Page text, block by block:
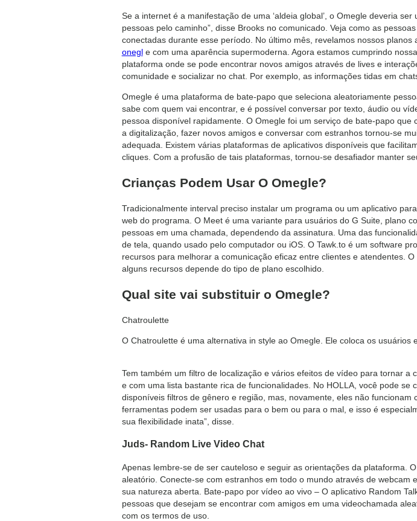
Se a internet é a manifestação de uma ‘aldeia global’, o Omegle deveria
pessoas pelo caminho”, disse Brooks no comunicado. Veja como as
conectadas durante esse período. No último mês, revelamos nossos
onegle com uma aparência supermoderna. Agora estamos cumprindo
plataforma onde se pode encontrar novos amigos através de lives e
comunidade e socializar no chat. Por exemplo, as informações tidas em
Omegle é uma plataforma de bate-papo que seleciona aleatoriamente
sabe com quem vai encontrar, e é possível conversar por texto, áudio ou
pessoa disponível rapidamente. O Omegle foi um serviço de bate-papo
a digitalização, fazer novos amigos e conversar com estranhos tornou-se
adequada. Existem várias plataformas de aplicativos disponíveis que
cliques. Com a profusão de tais plataformas, tornou-se desafiador manter
Crianças Podem Usar O Omegle?
Tradicionalmente interval preciso instalar um programa ou um aplicativo
web do programa. O Meet é uma variante para usuários do G Suite, plano
pessoas em uma chamada, dependendo da assinatura. Uma das
de tela, quando usado pelo computador ou iOS. O Tawk.to é um software
recursos para melhorar a comunicação eficaz entre clientes e atendentes.
alguns recursos depende do tipo de plano escolhido.
Qual site vai substituir o Omegle?
Chatroulette
O Chatroulette é uma alternativa in style ao Omegle. Ele coloca os
Tem também um filtro de localização e vários efeitos de vídeo para tornar
e com uma lista bastante rica de funcionalidades. No HOLLA, você pode
disponíveis filtros de gênero e região, mas, novamente, eles não
ferramentas podem ser usadas para o bem ou para o mal, e isso é
sua flexibilidade inata”, disse.
Juds- Random Live Video Chat
Apenas lembre-se de ser cauteloso e seguir as orientações da plataforma.
aleatório. Conecte-se com estranhos em todo o mundo através de
sua natureza aberta. Bate-papo por vídeo ao vivo – O aplicativo Random
pessoas que desejam se encontrar com amigos em uma videochamada
com os termos de uso.